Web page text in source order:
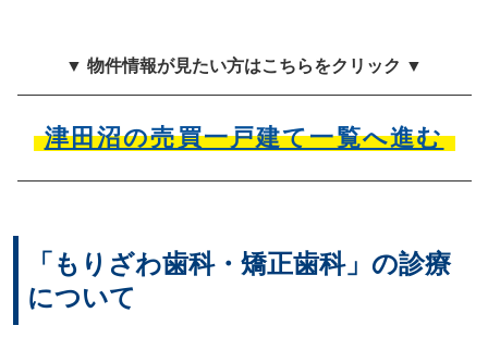
▼ 物件情報が見たい方はこちらをクリック ▼
津田沼の売買一戸建て一覧へ進む
「もりざわ歯科・矯正歯科」の診療
について